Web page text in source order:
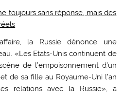
toujours sans réponse, mais des
la Russie dénonce une
«Les Etats-Unis continuent de
de l’empoisonnement d’un
de sa fille au Royaume-Uni l’an
relations avec la Russie», a